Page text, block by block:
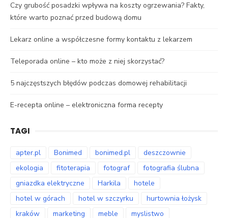
Czy grubość posadzki wpływa na koszty ogrzewania? Fakty,
które warto poznać przed budową domu
Lekarz online a współczesne formy kontaktu z lekarzem
Teleporada online – kto może z niej skorzystać?
5 najczęstszych błędów podczas domowej rehabilitacji
E-recepta online – elektroniczna forma recepty
TAGI
apter.pl Bonimed bonimed.pl
deszczownie
ekologia
fitoterapia fotograf
fotografia ślubna
gniazdka elektryczne
Harkila
hotele
hotel w górach
hotel w szczyrku
hurtownia łożysk
kraków
marketing meble myslistwo